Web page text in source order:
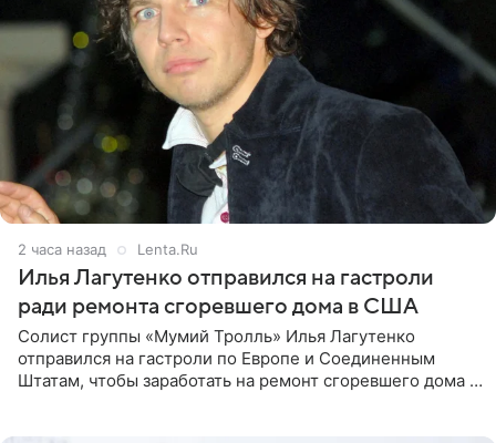
2 часа назад Lenta.Ru
Илья Лагутенко отправился на гастроли
ради ремонта сгоревшего дома в США
Солист группы «Мумий Тролль» Илья Лагутенко
отправился на гастроли по Европе и Соединенным
Штатам, чтобы заработать на ремонт сгоревшего дома в